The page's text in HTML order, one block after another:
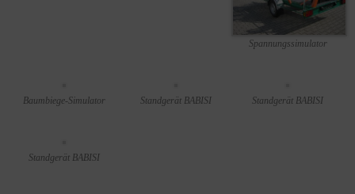
Spannungssimulator
Baumbiege-Simulator Standgerät BABISI Standgerät BABISI
Standgerät BABISI